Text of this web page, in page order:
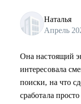
Наталья
Апрель
Она настоящий
интересовала
поиски, на что
сработала